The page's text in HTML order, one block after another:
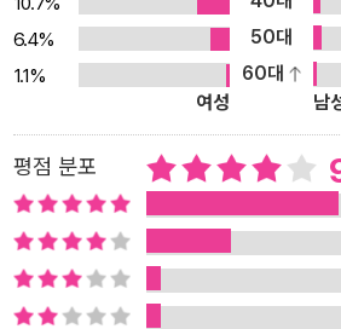
기 가장 중요한 책’이라는 〈뉴욕타임스〉
뜨거운 찬사를 받았음은 물론, 전통적 억압
성들에게 큰 반향을 불러일으켰다. 이 책은
치적·상업적 음모와 ‘흠 없는 미인’이라는
수작이다. 성차별 문제를 정치적·경제적 속
‘아름다움의 신화(The Beauty Myth)’라
없이 아름다움을 추구할 수밖에 없는지 그
적 및 고발하고 있다. 무엇이 지극히 개인
을 옳고 그르다는 도덕적 잣대로 평가하도
6.4%
50대
1.1%
60대
여성
남
평점 분포